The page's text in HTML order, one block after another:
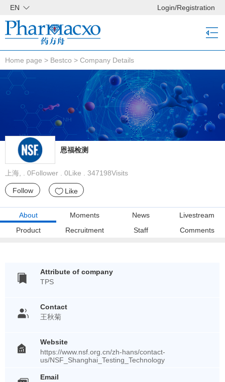
EN Login/Registration
Home page > Bestco > Company Details
恩福检测
上海, . 0Follower . 0Like . 347198Visits
Follow Like
About Moments News
Livestream
Product
Recruitment Staff Comments
Attribute of company
TPS
Contact
王秋菊
Website
https://www.nsf.org.cn/zh-hans/contact-
us/NSF_Shanghai_Testing_Technology
Email